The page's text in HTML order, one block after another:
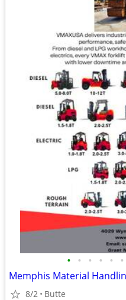
• • • • • •
Memphis Material
8/2 Butte